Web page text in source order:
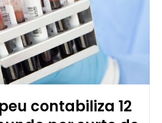
contabiliza 12